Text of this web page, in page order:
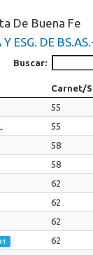
De Buena Fe
ESG. DE
Buscar:
Carnet/
55
55
58
58
62
62
62
62